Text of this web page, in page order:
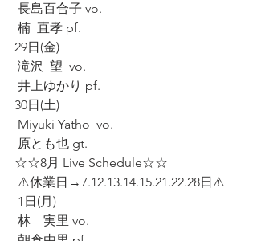
長島百合子 vo.
楠  直孝 pf.
29日(金)
滝沢  望  vo.
井上ゆかり pf.
30日(土)
Miyuki Yatho  vo.
原とも也 gt.
☆☆8月 Live Schedule☆☆
⚠️休業日→7.12.13.14.15.21.22.28日⚠️
1日(月)
林　実里 vo.